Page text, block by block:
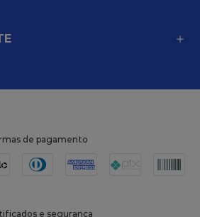
de pagamento
e segurança